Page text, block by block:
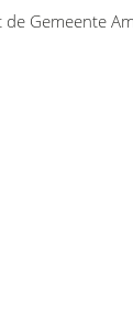
Gemeente